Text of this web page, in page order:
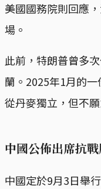
美國國務院則回應
場。
此前，特朗普曾多
蘭。2025年1月的
從丹麥獨立，但不
中國公佈出席抗
中國定於9月3日舉